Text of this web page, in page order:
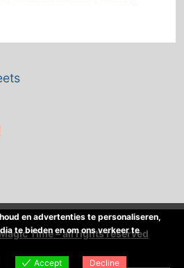
Time – all rights reserved
en advertenties te personaliseren,
te bieden en om ons verkeer te
Accept Decline